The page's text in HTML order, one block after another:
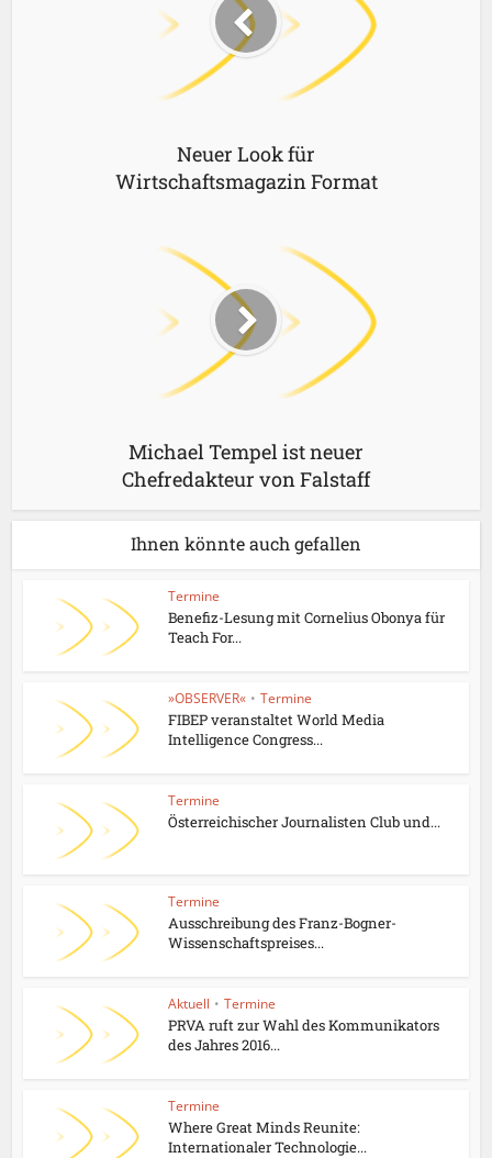
Neuer Look für
Wirtschaftsmagazin Format
Michael Tempel ist neuer
Chefredakteur von Falstaff
Ihnen könnte auch gefallen
Termine
Benefiz-Lesung mit Cornelius Obonya für
Teach For...
»OBSERVER« • Termine
FIBEP veranstaltet World Media
Intelligence Congress...
Termine
Österreichischer Journalisten Club und...
Termine
Ausschreibung des Franz-Bogner-
Wissenschaftspreises...
Aktuell • Termine
PRVA ruft zur Wahl des Kommunikators
des Jahres 2016...
Termine
Where Great Minds Reunite:
Internationaler Technologie...